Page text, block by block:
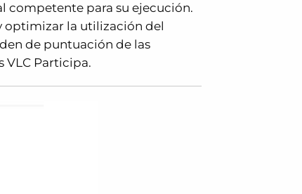
competente para su ejecución.
optimizar la utilización del
de puntuación de las
VLC Participa.